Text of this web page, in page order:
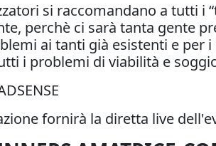
si raccomandano a tutti i
perchè ci sarà tanta gente
ai tanti già esistenti e per
i problemi di viabilità e
fornirà la diretta live